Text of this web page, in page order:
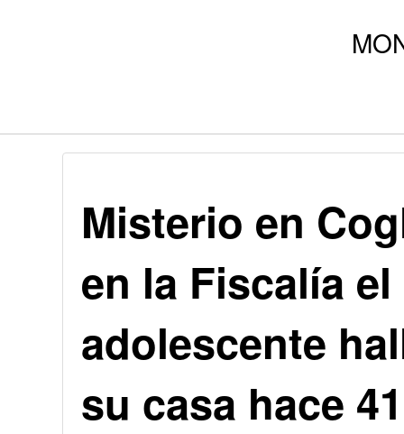
Misterio en
en la Fiscalía
adolescente
su casa hace